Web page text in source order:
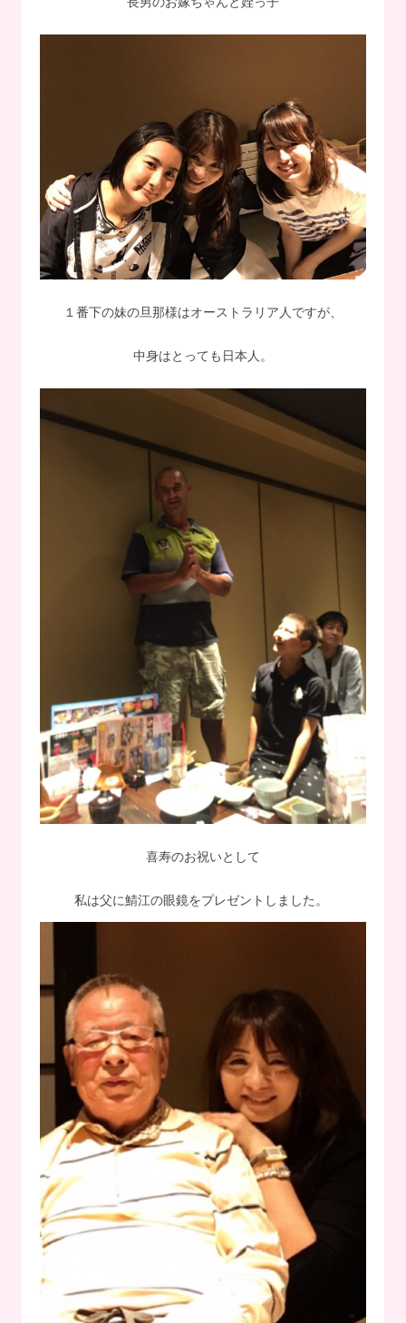
１番下の妹の旦那様はオーストラリア人ですが、
中身はとっても日本人。
喜寿のお祝いとして
私は父に鯖江の眼鏡をプレゼントしました。